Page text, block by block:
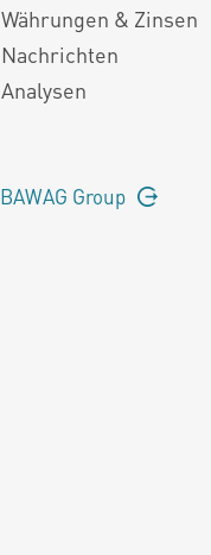
Währungen & Zinsen
Nachrichten
Analysen
BAWAG Group